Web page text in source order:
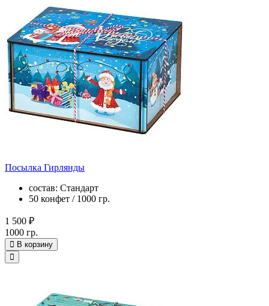
Посылка Гирлянды
состав: Стандарт
50 конфет / 1000 гр.
1 500 ₽
1000 гр.
В корзину